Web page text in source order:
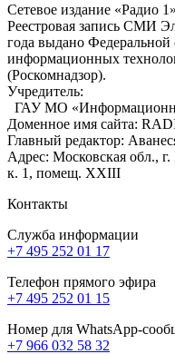
Сетевое издание «Радио
Реестровая запись СМИ
года выдано Федеральной
информационных
(Роскомнадзор).
Учредитель:
ГАУ МО
Доменное имя сайта:
Главный редактор:
Адрес: Московская обл.,
к. 1, помещ. XXIII
Контакты
Служба информации
+7 495 252 01 17
Телефон прямого эфира
+7 495 252 01 15
Номер для WhatsApp-
+7 966 032 58 32